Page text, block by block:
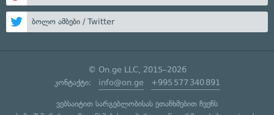
ბოლო ამბები / Twitter
© On.ge LLC, 2015–2026
კონტაქტი: info@on.ge +995 577 340 891
ვებსაიტით სარგებლობისას ეთანხმებით ჩვენს